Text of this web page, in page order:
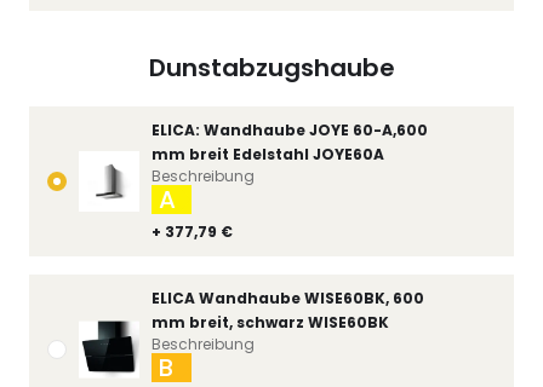
Dunstabzugshaube
ELICA: Wandhaube JOYE 60-A,600
mm breit Edelstahl JOYE60A
+ 377,79 €
A
Beschreibung
ELICA Wandhaube WISE60BK, 600
mm breit, schwarz WISE60BK
B
Beschreibung